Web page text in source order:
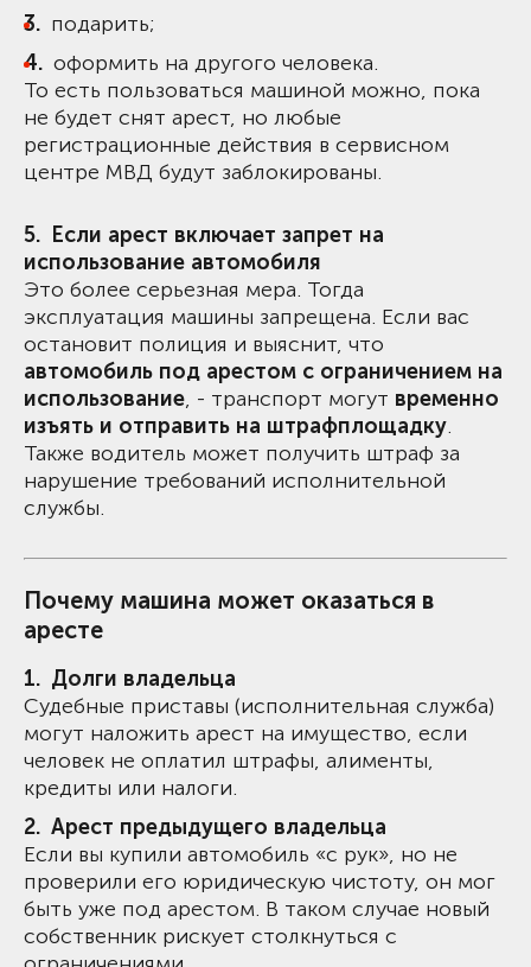
подарить;
оформить на другого человека.
То есть пользоваться машиной можно, пока
не будет снят арест, но любые
регистрационные действия в сервисном
центре МВД будут заблокированы.
Если арест включает запрет на
использование автомобиля
Это более серьезная мера. Тогда
эксплуатация машины запрещена. Если вас
остановит полиция и выяснит, что
автомобиль под арестом с ограничением на
использование, - транспорт могут временно
изъять и отправить на штрафплощадку.
Также водитель может получить штраф за
нарушение требований исполнительной
службы.
Почему машина может оказаться в
аресте
Долги владельца
Судебные приставы (исполнительная служба)
могут наложить арест на имущество, если
человек не оплатил штрафы, алименты,
кредиты или налоги.
Арест предыдущего владельца
Если вы купили автомобиль «с рук», но не
проверили его юридическую чистоту, он мог
быть уже под арестом. В таком случае новый
собственник рискует столкнуться с